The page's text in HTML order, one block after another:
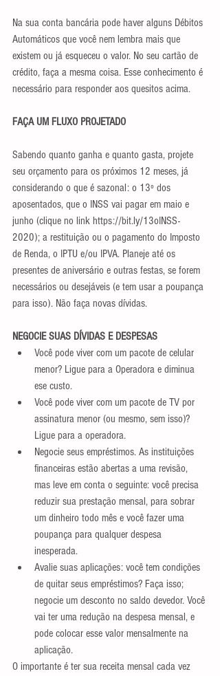
Na sua conta bancária pode haver alguns Débitos
Automáticos que você nem lembra mais que
existem ou já esqueceu o valor. No seu cartão de
crédito, faça a mesma coisa. Esse conhecimento é
necessário para responder aos quesitos acima.
FAÇA UM FLUXO PROJETADO
Sabendo quanto ganha e quanto gasta, projete
seu orçamento para os próximos 12 meses, já
considerando o que é sazonal: o 13º dos
aposentados, que o INSS vai pagar em maio e
junho (clique no link https://bit.ly/13oINSS-
2020); a restituição ou o pagamento do Imposto
de Renda, o IPTU e/ou IPVA. Planeje até os
presentes de aniversário e outras festas, se forem
necessários ou desejáveis (e tem usar a poupança
para isso). Não faça novas dívidas.
NEGOCIE SUAS DÍVIDAS E DESPESAS
Você pode viver com um pacote de celular
menor? Ligue para a Operadora e diminua
ese custo.
Você pode viver com um pacote de TV por
assinatura menor (ou mesmo, sem isso)?
Ligue para a operadora.
Negocie seus empréstimos. As instituições
financeiras estão abertas a uma revisão,
mas leve em conta o seguinte: você precisa
reduzir sua prestação mensal, para sobrar
um dinheiro todo mês e você fazer uma
poupança para qualquer despesa
inesperada.
Avalie suas aplicações: você tem condições
de quitar seus empréstimos? Faça isso;
negocie um desconto no saldo devedor. Você
vai ter uma redução na despesa mensal, e
pode colocar esse valor mensalmente na
aplicação.
O importante é ter sua receita mensal cada vez